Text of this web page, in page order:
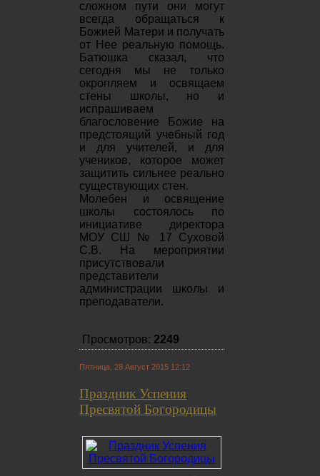
сложном пути они могут
всегда обращаться к
Божией Матери и получать
от Нее реальную помощь.
Батюшка сказал, что
сегодня мы не только
окропляем и освящаем
стены школы, но и
испрашиваем
благословение Божие на
предстоящий учебный год
и для учителей, и для
учеников, которое может
защитить сильнее реально
существующих стен.
Молебен и освящение
школы состоялось по
инициативе директора
МОУ СШ № 17 Суховой
С.В. На мероприятии
присутствовали
представители
администрации школы и
преподаватели.
Просмотров: 2249
Пятница, 28 Август 2015 12:12
Праздник Успения
Пресвятой Богородицы